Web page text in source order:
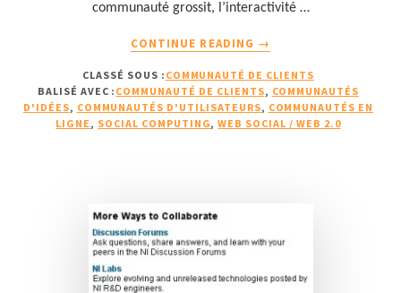
communauté grossit, l’interactivité …
CONTINUE READING
DIFFÉRENTS
TYPES
DE
→
CLASSÉ SOUS : COMMUNAUTÉ DE CLIENTS
BALISÉ AVEC : COMMUNAUTÉ DE CLIENTS, COMMUNAUTÉS
D'IDÉES, COMMUNAUTÉS D'UTILISATEURS, COMMUNAUTÉS EN
LIGNE, SOCIAL COMPUTING,WEB SOCIAL / WEB 2.0